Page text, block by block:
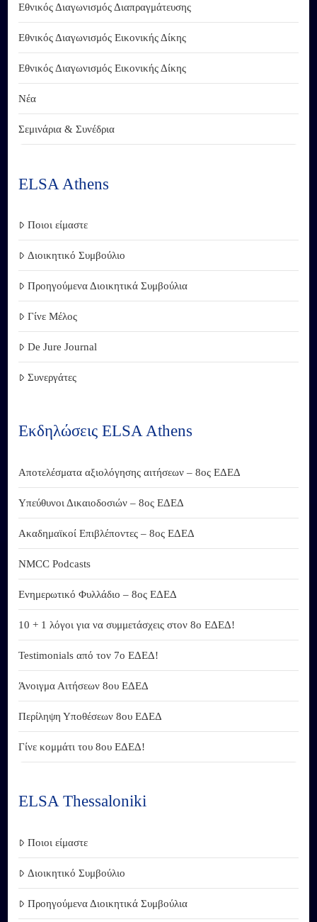
Εθνικός Διαγωνισμός Διαπραγμάτευσης
Εθνικός Διαγωνισμός Εικονικής Δίκης
Εθνικός Διαγωνισμός Εικονικής Δίκης
Νέα
Σεμινάρια & Συνέδρια
ELSA Athens
Ποιοι είμαστε
Διοικητικό Συμβούλιο
Προηγούμενα Διοικητικά Συμβούλια
Γίνε Μέλος
De Jure Journal
Συνεργάτες
Εκδηλώσεις ELSA Athens
Αποτελέσματα αξιολόγησης αιτήσεων – 8ος ΕΔΕΔ
Υπεύθυνοι Δικαιοδοσιών – 8ος ΕΔΕΔ
Ακαδημαϊκοί Επιβλέποντες – 8ος ΕΔΕΔ
NMCC Podcasts
Ενημερωτικό Φυλλάδιο – 8ος ΕΔΕΔ
10 + 1 λόγοι για να συμμετάσχεις στον 8ο ΕΔΕΔ!
Testimonials από τον 7ο ΕΔΕΔ!
Άνοιγμα Αιτήσεων 8ου ΕΔΕΔ
Περίληψη Υποθέσεων 8ου ΕΔΕΔ
Γίνε κομμάτι του 8ου ΕΔΕΔ!
ELSA Thessaloniki
Ποιοι είμαστε
Διοικητικό Συμβούλιο
Προηγούμενα Διοικητικά Συμβούλια